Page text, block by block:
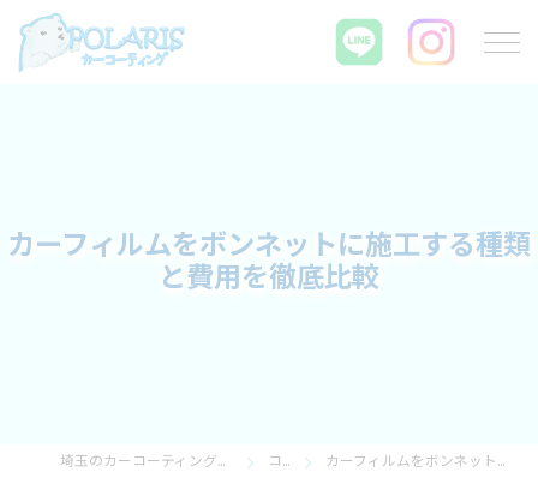
カーフィルムをボンネットに施工する種類
と費用を徹底比較
埼玉のカーコーティングならPOLARIS カーコーティング コラム カーフィルムをボンネットに施工する種類と費用を徹底比較